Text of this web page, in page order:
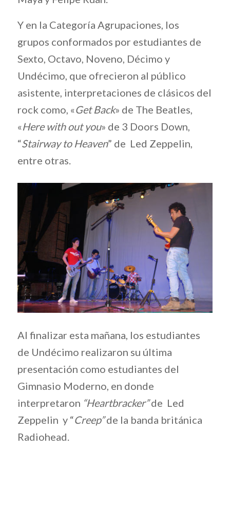
Y en la Categoría Agrupaciones, los
grupos conformados por estudiantes de
Sexto, Octavo, Noveno, Décimo y
Undécimo, que ofrecieron al público
asistente, interpretaciones de clásicos del
rock como, «Get Back» de The Beatles,
«Here with out you» de 3 Doors Down,
“Stairway to Heaven” de Led Zeppelin,
entre otras.
Al finalizar esta mañana, los estudiantes
de Undécimo realizaron su última
presentación como estudiantes del
Gimnasio Moderno, en donde
interpretaron “Heartbracker”de Led
Zeppelin y “Creep”de la banda británica
Radiohead.